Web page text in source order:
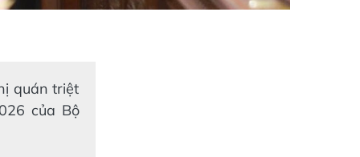
quán triệt
của Bộ